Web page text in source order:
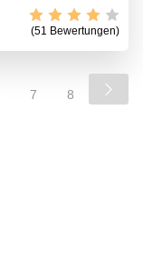
(51 Bewertungen)
7 8